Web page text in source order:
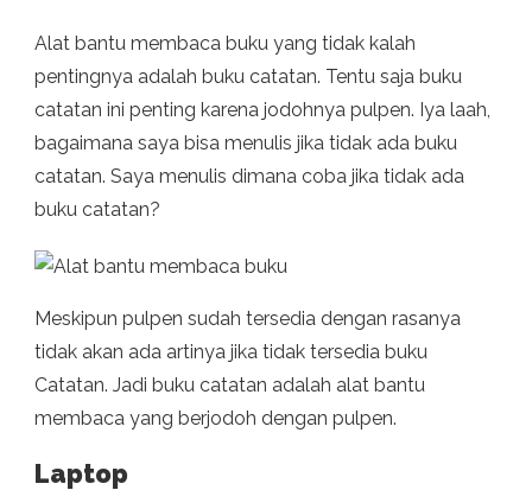
Alat bantu membaca buku yang tidak kalah
pentingnya adalah buku catatan. Tentu saja buku
catatan ini penting karena jodohnya pulpen. Iya laah,
bagaimana saya bisa menulis jika tidak ada buku
catatan. Saya menulis dimana coba jika tidak ada
buku catatan?
Meskipun pulpen sudah tersedia dengan rasanya
tidak akan ada artinya jika tidak tersedia buku
Catatan. Jadi buku catatan adalah alat bantu
membaca yang berjodoh dengan pulpen.
Laptop